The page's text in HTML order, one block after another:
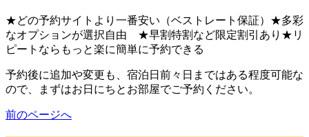
★どの予約サイトより一番安い（ベストレート保証）★多彩
なオプションが選択自由 ★早割特割など限定割引あり★リ
ピートならもっと楽に簡単に予約できる
予約後に追加や変更も、宿泊日前々日まではある程度可能な
ので、まずはお日にちとお部屋でご予約ください。
前のページへ